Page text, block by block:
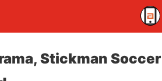
Stickman Soccer